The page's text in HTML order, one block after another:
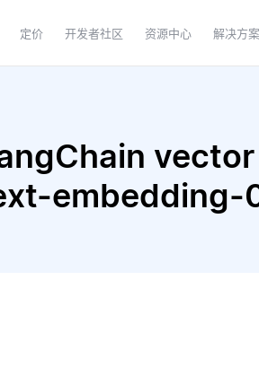
定价 开发者社区 资源中心 解决方案
embedding-